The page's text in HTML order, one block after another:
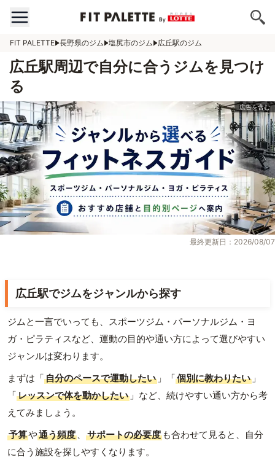
FIT PALETTE 長野県のジム 塩尻市のジム 広丘駅のジム
広丘駅周辺で自分に合うジムを見つけ
る
最終更新日：2026/08/07
広丘駅でジムをジャンルから探す
ジムと一言でいっても、スポーツジム・パーソナルジム・ヨ
ガ・ピラティスなど、運動の目的や通い方によって選びやすい
ジャンルは変わります。
まずは「自分のペースで運動したい 」「個別に教わりたい 」
「レッスンで体を動かしたい 」など、続けやすい通い方から考
えてみましょう。
予算や通う頻度 、 サポートの必要度 も合わせて見ると、自分
に合う施設を探しやすくなります。